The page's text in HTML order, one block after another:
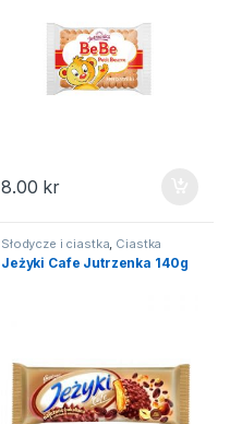
8.00 kr
Słodycze i ciastka Ciastka
Jeżyki Cafe Jutrzenka 140g